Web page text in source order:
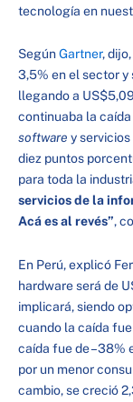
tecnología en
SegúnGartner,
3,5% en el sector y
llegando a
continuaba la
software y
diez puntos
para toda la
servicios de la
Acá es al revés”,
En Perú, explicó
hardware será de
implicará, siendo
cuando la caída
caída fue de –38%
por un menor
cambio, se creció